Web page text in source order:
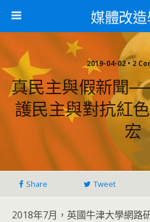
媒體改
2019-04-
真民主與假新聞
護民主與對抗紅
宏
Share Tweet
2018年7月，英國牛津大學網路